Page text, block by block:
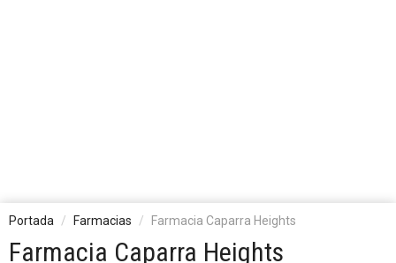
Portada Farmacias Farmacia Caparra Heights
Farmacia Caparra Heights